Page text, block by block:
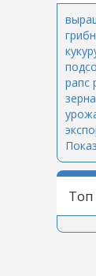
рапс
зерна
Топ